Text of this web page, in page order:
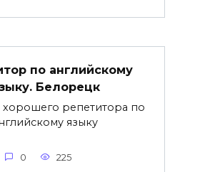
по английскому
Белорецк
хорошего репетитора по
языку
0 225